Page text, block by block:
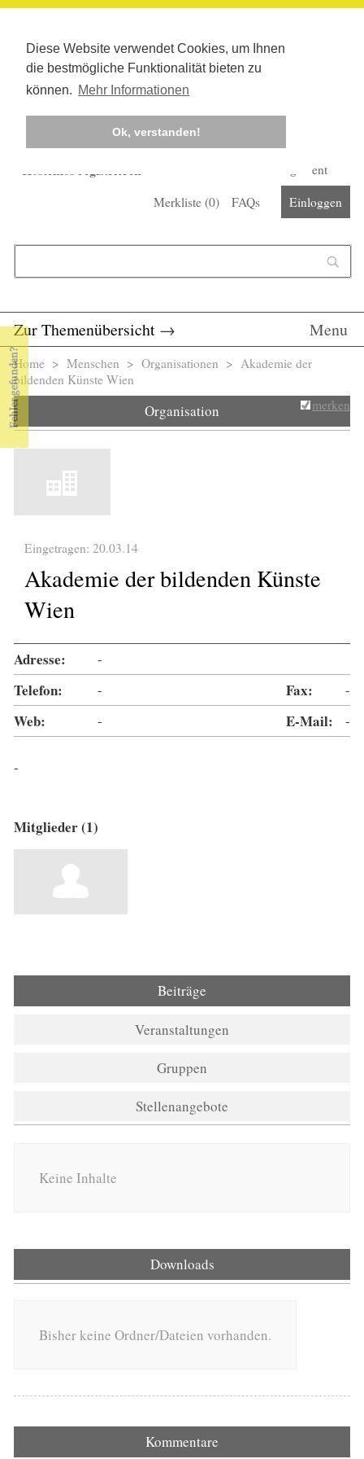
Diese Website verwendet Cookies, um Ihnen
die bestmögliche Funktionalität bieten zu
können. Mehr Informationen
Ok, verstanden!
Kostenlos registrieren
Corona-Management
Merkliste (0) FAQs Einloggen
Zur Themenübersicht → Menu
Sie sind hier
Home > Menschen > Organisationen > Akademie der
bildenden Künste Wien
Organisation merken
Eingetragen: 20.03.14
Akademie der bildenden Künste
Wien
Adresse: -
Telefon: - Fax: -
Web: - E-Mail: -
-
Mitglieder (1)
Beiträge
Veranstaltungen
Gruppen
Stellenangebote
Keine Inhalte
Downloads
Bisher keine Ordner/Dateien vorhanden.
Kommentare